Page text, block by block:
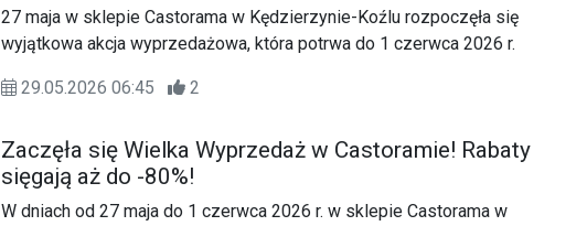
27 maja w sklepie Castorama w Kędzierzynie-Koźlu rozpoczęła się
wyjątkowa akcja wyprzedażowa, która potrwa do 1 czerwca 2026 r.
29.05.2026 06:45 2
Zaczęła się Wielka Wyprzedaż w Castoramie! Rabaty
sięgają aż do -80%!
W dniach od 27 maja do 1 czerwca 2026 r. w sklepie Castorama w